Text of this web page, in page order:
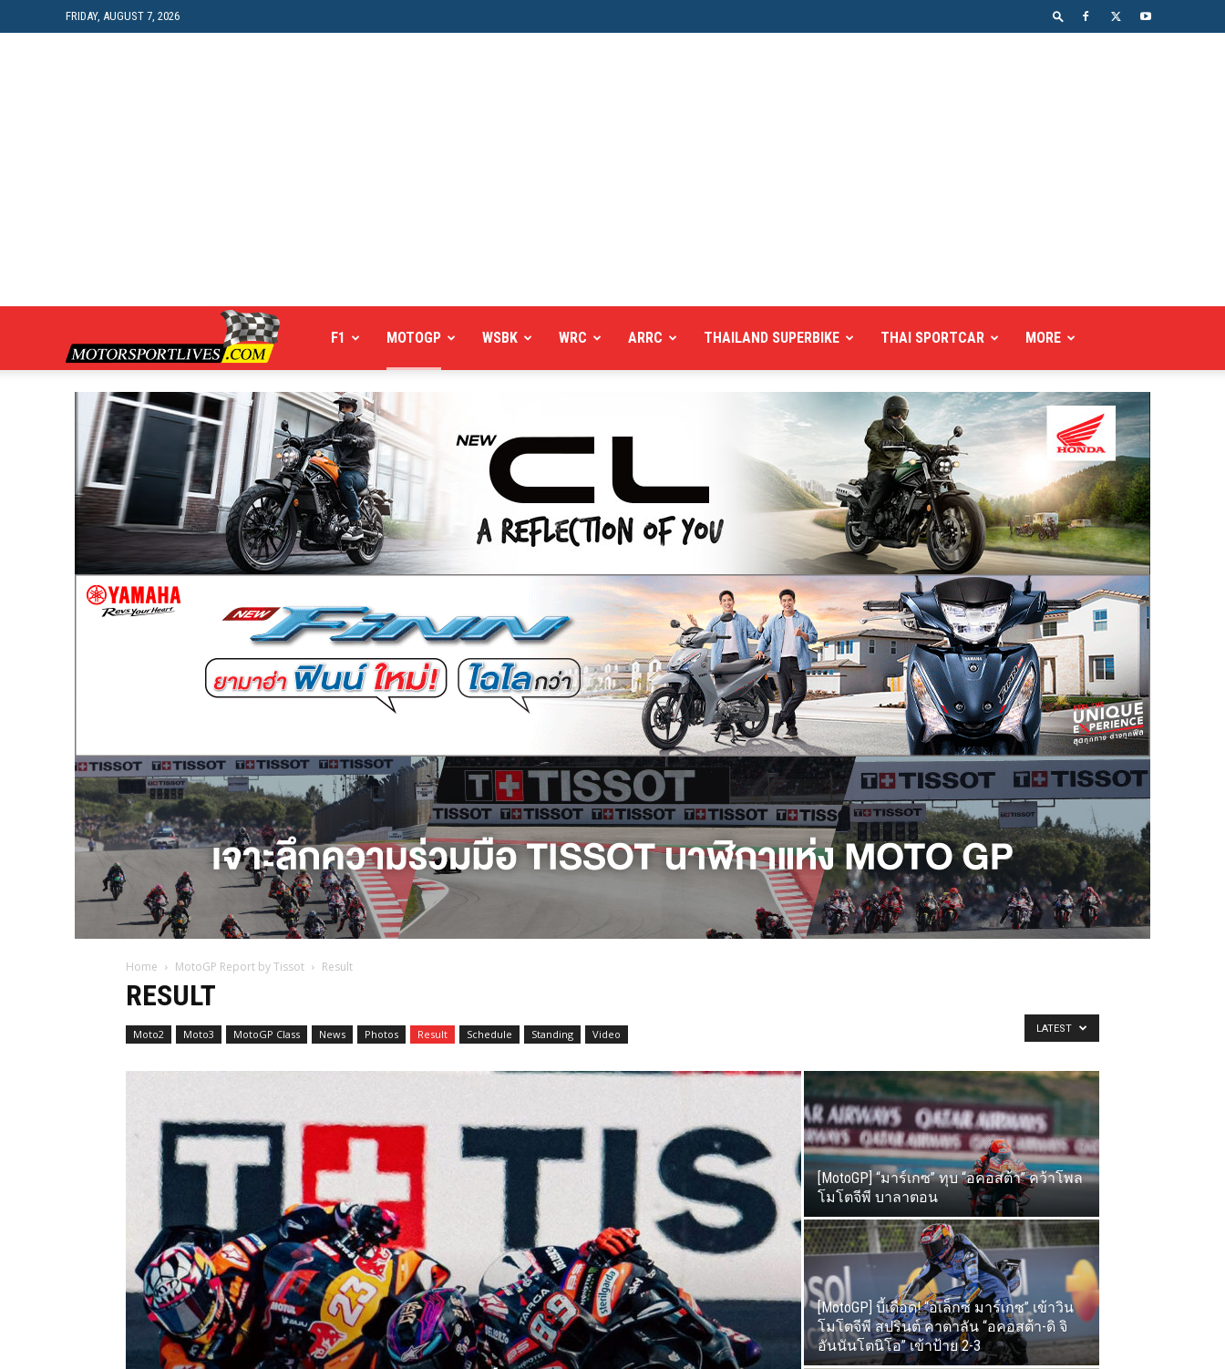
FRIDAY, AUGUST 7, 2026
Motorsportlives
F1 MOTOGP WSBK WRC ARRC THAILAND SUPERBIKE THAI SPORTCAR MORE
Home MotoGP Report by Tissot Result
RESULT
Moto2 Moto3 MotoGP Class News Photos Result Schedule Standing Video LATEST
[MotoGP] “มาร์เกซ” ทุบ “อคอสต้า” คว้าโพล
โมโตจีพี บาลาตอน
[MotoGP] บี้เดือด! “อเล็กซ์ มาร์เกซ” เข้าวิน
โมโตจีพี สปรินต์ คาตาลัน “อคอสต้า-ดิ จิ
อันนันโตนิโอ” เข้าป้าย 2-3